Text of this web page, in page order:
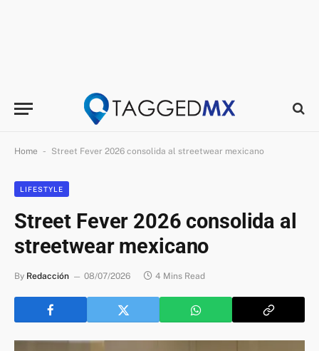
Home - Street Fever 2026 consolida al streetwear mexicano
LIFESTYLE
Street Fever 2026 consolida al
streetwear mexicano
By Redacción 08/07/2026 4 Mins Read